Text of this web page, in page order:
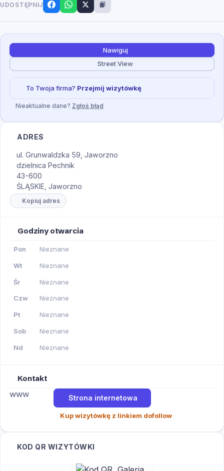
UDOSTĘPNIJ
Nawiguj
Street View
To Twoja firma? Przejmij wizytówkę
Nieaktualne dane? Zgłoś błąd
ADRES
ul. Grunwaldzka 59, Jaworzno
dzielnica Pechnik
43-600
ŚLĄSKIE, Jaworzno
Kopiuj adres
Godziny otwarcia
Pon Nieznane
Wt Nieznane
Śr Nieznane
Czw Nieznane
Pt Nieznane
Sob Nieznane
Nd Nieznane
Kontakt
WWW Strona internetowa
Kup wizytówkę z linkiem dofollow
KOD QR WIZYTÓWKI